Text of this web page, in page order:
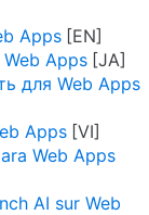
Apps
Web Apps
для Web Apps
Apps
Web Apps
AI sur Web